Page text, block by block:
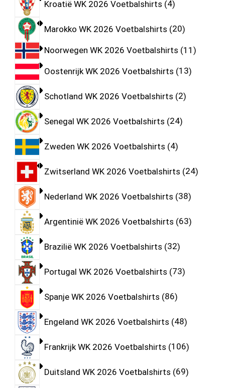
Kroatië WK 2026 Voetbalshirts 4
Marokko WK 2026 Voetbalshirts 20
Noorwegen WK 2026 Voetbalshirts 11
Oostenrijk WK 2026 Voetbalshirts 13
Schotland WK 2026 Voetbalshirts 2
Senegal WK 2026 Voetbalshirts 24
Zweden WK 2026 Voetbalshirts 4
Zwitserland WK 2026 Voetbalshirts 24
Nederland WK 2026 Voetbalshirts 38
Argentinië WK 2026 Voetbalshirts 63
Brazilië WK 2026 Voetbalshirts 32
Portugal WK 2026 Voetbalshirts 73
Spanje WK 2026 Voetbalshirts 86
Engeland WK 2026 Voetbalshirts 48
Frankrijk WK 2026 Voetbalshirts 106
Duitsland WK 2026 Voetbalshirts 69